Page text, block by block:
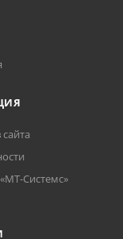
Системс»